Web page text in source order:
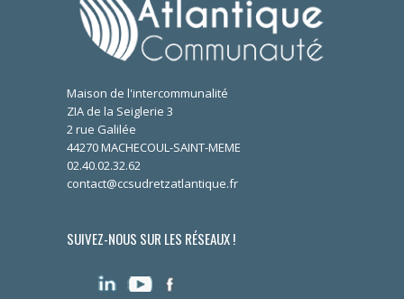
Maison de l'intercommunalité
ZIA de la Seiglerie 3
2 rue Galilée
44270 MACHECOUL-SAINT-MEME
02.40.02.32.62
contact@ccsudretzatlantique.fr
SUIVEZ-NOUS SUR LES RÉSEAUX !